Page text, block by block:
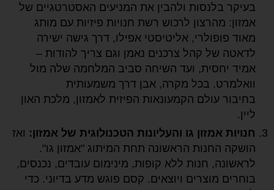
בעיקר בלנסות ולהבין את המניעים האסטרטגיים של
אמזון: מהרצון לרכוש רשת חנויות פיזיות עם מותג
מאוד פופולרי, אליטיסטי אפילו, דרך גישה ישירה
לדאטה של קהל צרכנים נאמן וגם צריך להודות –
אמיד יחסית, ועד השיחה סביב המלחמה שלה מול
וואלמרט. בכל מקרה, אבן דרך משמעותית
בחיבור עולם הקמעונאות הפיזית לאמזון, מלכת האון
ליין.
חנויות אמזון גו והעליונות הטכנולוגית של אמזון: ואז
הושקה החנות הראשונה תחת המיתוג "אמזון גו".
לראשונה, חנות ללא קופות, מינימום עובדים, נכנסים,
בוחרים מוצרים ויוצאים. קסם פוגש מדע בדיוני. כדי